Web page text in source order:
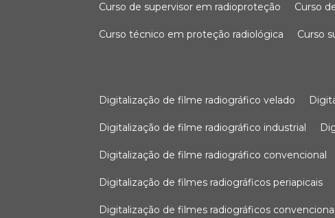
curso de supervisor em radioproteção curso
curso técnico em proteção radiológica curso
digitalização de filme radiográfico velado
digitalização de filme radiográfico industrial
digitalização de filme radiográfico convencional
digitalização de filmes radiográficos periapicais
digitalização de filmes radiográficos